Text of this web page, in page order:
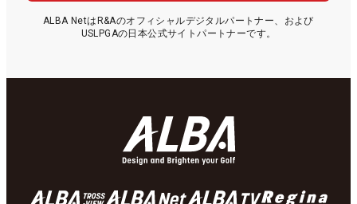
ALBA NetはR&Aのオフィシャルデジタルパートナー、および
USLPGAの日本公式サイトパートナーです。